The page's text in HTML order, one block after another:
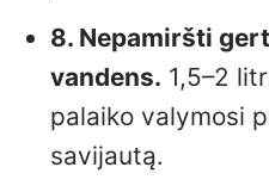
8. Nepamiršti
vandens. 1,5–2
palaiko valymosi
savijautą.